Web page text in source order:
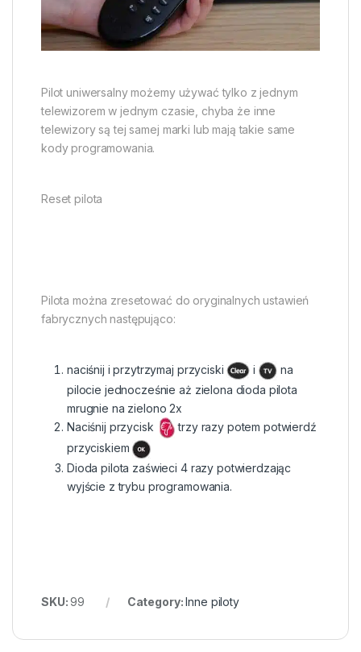
Pilot uniwersalny możemy używać tylko z jednym
telewizorem w jednym czasie, chyba że inne
telewizory są tej samej marki lub mają takie same
kody programowania.
Reset pilota
Pilota można zresetować do oryginalnych ustawień
fabrycznych następująco:
naciśnij i przytrzymaj przyciski i
na
pilocie jednocześnie aż zielona dioda pilota
mrugnie na zielono 2x
Naciśnij przycisk
trzy razy potem potwierdź
przyciskiem
Dioda pilota zaświeci 4 razy potwierdzając
wyjście z trybu programowania.
SKU:99 Category:Inne piloty